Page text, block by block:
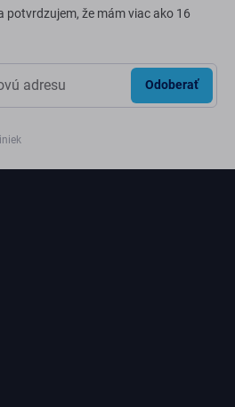
že mám viac ako 16
Odoberať